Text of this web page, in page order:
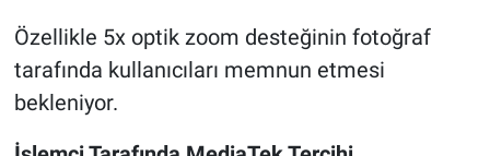
Özellikle 5x optik zoom desteğinin fotoğraf
tarafında kullanıcıları memnun etmesi
bekleniyor.